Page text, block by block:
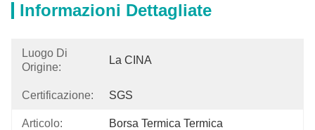
Informazioni Dettagliate
Luogo Di
Origine:
La CINA
Certificazione: SGS
Articolo: Borsa Termica Termica